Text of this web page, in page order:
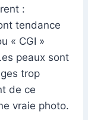
:
tendance
« CGI »
peaux sont
trop
de ce
vraie photo.